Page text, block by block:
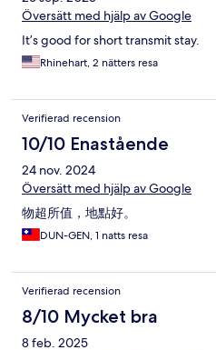
Översätt med hjälp av Google
It’s good for short transmit stay.
Rhinehart, 2 nätters resa
Verifierad recension
10/10 Enastående
24 nov. 2024
Översätt med hjälp av Google
物超所值，地點好。
DUN-GEN, 1 natts resa
Verifierad recension
8/10 Mycket bra
8 feb. 2025